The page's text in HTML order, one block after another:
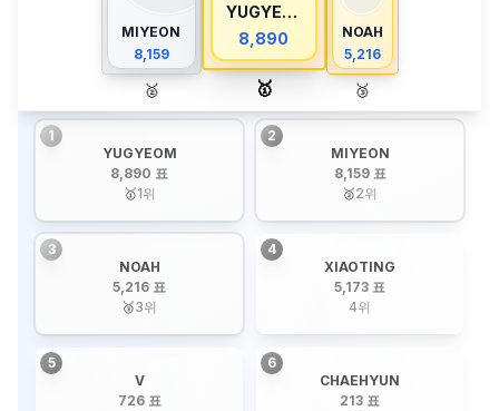
MIYEON
8,159
🥈
YUGYEOM
8,890
🥇
NOAH
5,216
🥉
1
YUGYEOM
8,890 표
🥇1위
2
MIYEON
8,159 표
🥈2위
3
NOAH
5,216 표
🥉3위
4
XIAOTING
5,173 표
4위
5
V
726 표
6
CHAEHYUN
213 표